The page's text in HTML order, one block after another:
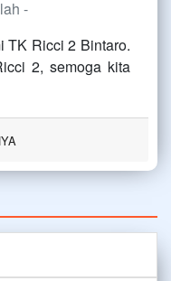
-
Ricci 2 Bintaro.
2, semoga kita